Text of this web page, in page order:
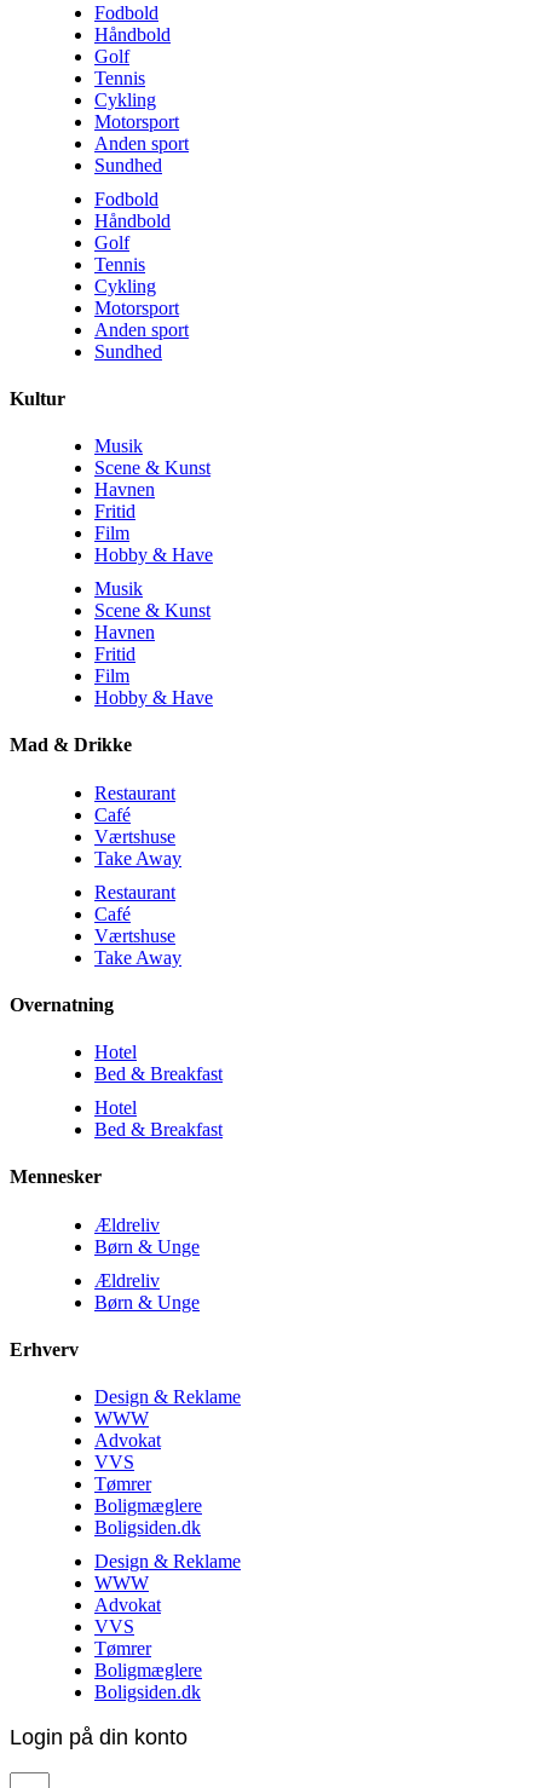
Fodbold
Håndbold
Golf
Tennis
Cykling
Motorsport
Anden sport
Sundhed
Fodbold
Håndbold
Golf
Tennis
Cykling
Motorsport
Anden sport
Sundhed
Kultur
Musik
Scene & Kunst
Havnen
Fritid
Film
Hobby & Have
Musik
Scene & Kunst
Havnen
Fritid
Film
Hobby & Have
Mad & Drikke
Restaurant
Café
Værtshuse
Take Away
Restaurant
Café
Værtshuse
Take Away
Overnatning
Hotel
Bed & Breakfast
Hotel
Bed & Breakfast
Mennesker
Ældreliv
Børn & Unge
Ældreliv
Børn & Unge
Erhverv
Design & Reklame
WWW
Advokat
VVS
Tømrer
Boligmæglere
Boligsiden.dk
Design & Reklame
WWW
Advokat
VVS
Tømrer
Boligmæglere
Boligsiden.dk
Login på din konto